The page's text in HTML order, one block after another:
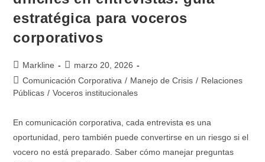
estratégica para voceros
corporativos
Markline
marzo 20, 2026
Comunicación Corporativa / Manejo de Crisis / Relaciones
Públicas / Voceros institucionales
En comunicación corporativa, cada entrevista es una
oportunidad, pero también puede convertirse en un riesgo si el
vocero no está preparado. Saber cómo manejar preguntas